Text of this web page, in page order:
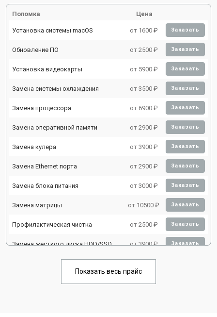
Поломка Цена
Установка системы macOS от 1600 ₽ Заказать
Обновление ПО от 2500 ₽ Заказать
Установка видеокарты от 5900 ₽ Заказать
Замена системы охлаждения от 3500 ₽ Заказать
Замена процессора от 6900 ₽ Заказать
Замена оперативной памяти от 2900 ₽ Заказать
Замена кулера от 3900 ₽ Заказать
Замена Ethernet порта от 2900 ₽ Заказать
Замена блока питания от 3000 ₽ Заказать
Замена матрицы от 10500 ₽ Заказать
Профилактическая чистка от 2500 ₽ Заказать
Замена жесткого диска HDD/SSD от 3900 ₽ Заказать
Показать весь прайс